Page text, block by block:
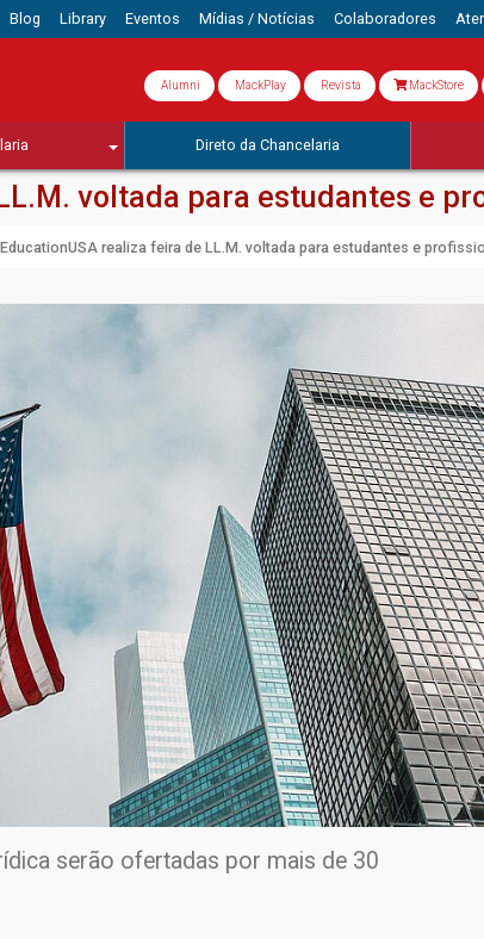
Blog Library Eventos Mídias / Notícias Colaboradores
Alumni MackPlay Revista MackStore
Direto da Chancelaria
voltada para estudantes e
EducationUSA realiza feira de LL.M. voltada para estudantes e
serão ofertadas por mais de 30